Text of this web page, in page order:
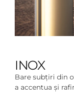
INOX
Bare subțiri din
a accentua și